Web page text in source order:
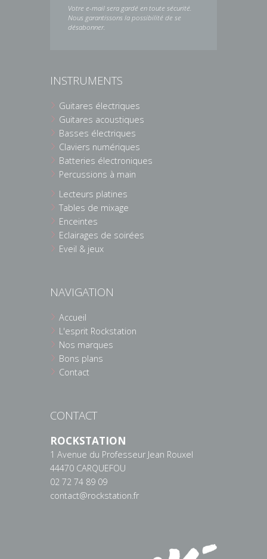
Votre e-mail sera gardé en toute sécurité.
Nous garantissons la possibilité de se
désabonner.
INSTRUMENTS
Guitares électriques
Guitares acoustiques
Basses électriques
Claviers numériques
Batteries électroniques
Percussions à main
Lecteurs platines
Tables de mixage
Enceintes
Eclairages de soirées
Eveil & jeux
NAVIGATION
Accueil
L'esprit Rockstation
Nos marques
Bons plans
Contact
CONTACT
ROCKSTATION
1 Avenue du Professeur Jean Rouxel
44470 CARQUEFOU
02 72 74 89 09
contact@rockstation.fr